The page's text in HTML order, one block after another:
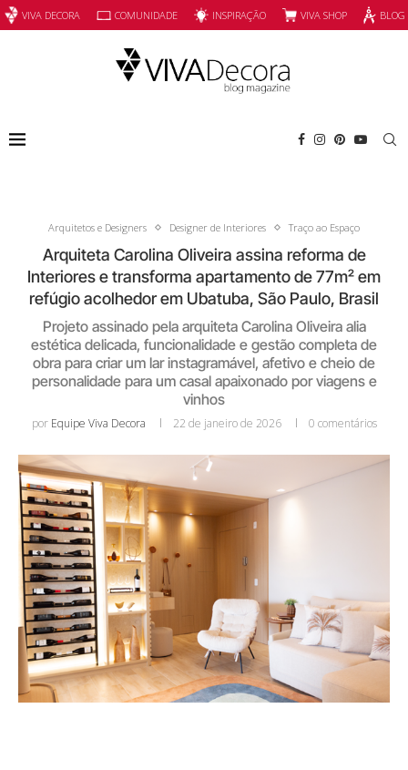
VIVA DECORA COMUNIDADE INSPIRAÇÃO VIVA SHOP
Arquitetos e Designers Designer de Interiores Traço ao Espaço
Arquiteta Carolina Oliveira assina reforma de
Interiores e transforma apartamento de 77m² em
refúgio acolhedor em Ubatuba, São Paulo, Brasil
Projeto assinado pela arquiteta Carolina Oliveira alia
estética delicada, funcionalidade e gestão completa de
obra para criar um lar instagramável, afetivo e cheio de
personalidade para um casal apaixonado por viagens e
vinhos
por Equipe Viva Decora 22 de janeiro de 2026 0 comentários